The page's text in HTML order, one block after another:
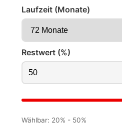
Laufzeit (Monate)
Restwert (%)
Wählbar: 20% - 50%